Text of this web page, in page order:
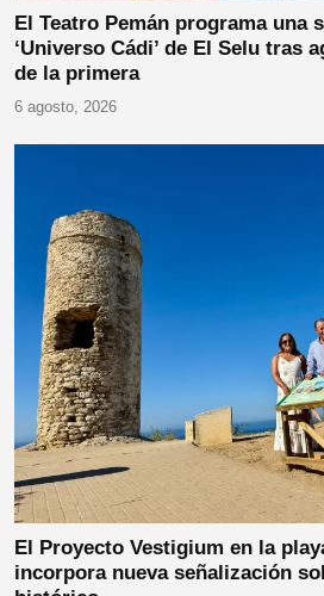
El Teatro Pemán programa una
‘Universo Cádi’ de El Selu tras
de la primera
6 agosto, 2026
El Proyecto Vestigium en la
incorpora nueva señalización